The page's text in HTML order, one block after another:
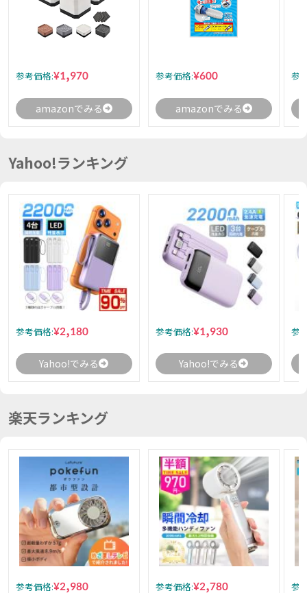
参考価格:¥1,970
amazonでみる
参考価格:¥600
amazonでみる
参
Yahoo!ランキング
参考価格:¥2,180
Yahoo!でみる
参考価格:¥1,930
Yahoo!でみる
参
楽天ランキング
参考価格:¥2,980 参考価格:¥2,780 参